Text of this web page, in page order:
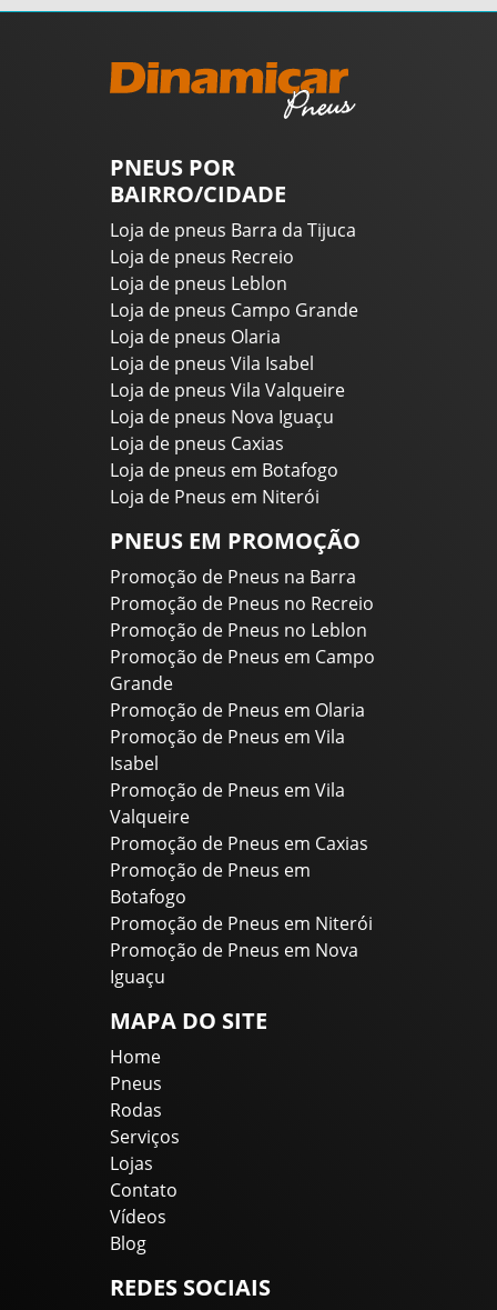
PNEUS POR
BAIRRO/CIDADE
Loja de pneus Barra da Tijuca
Loja de pneus Recreio
Loja de pneus Leblon
Loja de pneus Campo Grande
Loja de pneus Olaria
Loja de pneus Vila Isabel
Loja de pneus Vila Valqueire
Loja de pneus Nova Iguaçu
Loja de pneus Caxias
Loja de pneus em Botafogo
Loja de Pneus em Niterói
PNEUS EM PROMOÇÃO
Promoção de Pneus na Barra
Promoção de Pneus no Recreio
Promoção de Pneus no Leblon
Promoção de Pneus em Campo
Grande
Promoção de Pneus em Olaria
Promoção de Pneus em Vila
Isabel
Promoção de Pneus em Vila
Valqueire
Promoção de Pneus em Caxias
Promoção de Pneus em
Botafogo
Promoção de Pneus em Niterói
Promoção de Pneus em Nova
Iguaçu
MAPA DO SITE
Home
Pneus
Rodas
Serviços
Lojas
Contato
Vídeos
Blog
REDES SOCIAIS